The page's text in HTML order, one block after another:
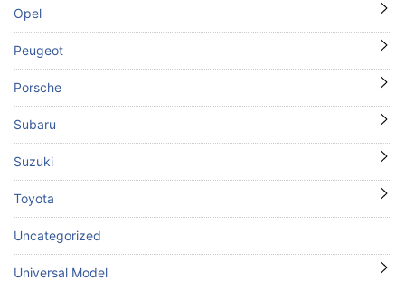
Opel
Peugeot
Porsche
Subaru
Suzuki
Toyota
Uncategorized
Universal Model